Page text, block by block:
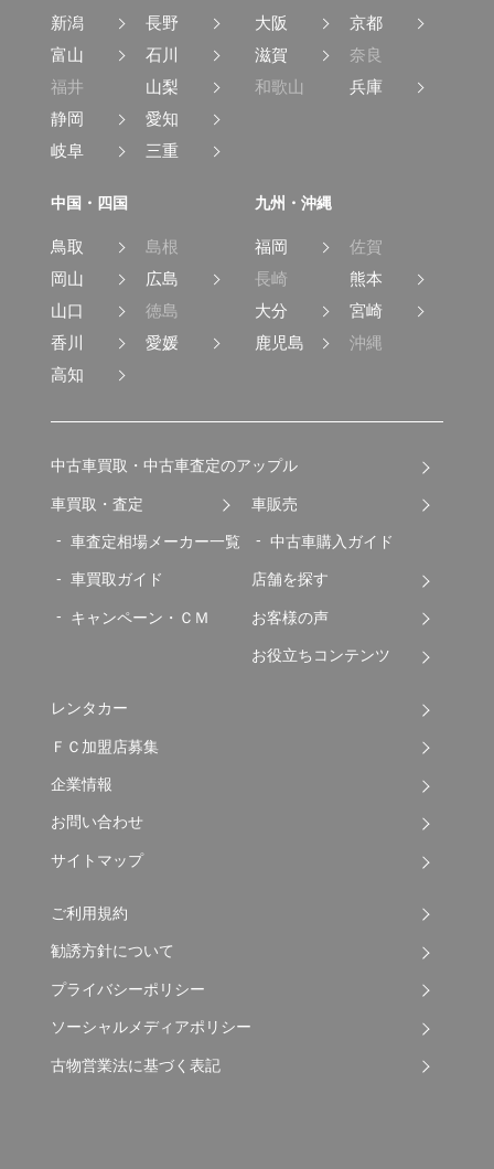
新潟
長野
富山
石川
福井
山梨
静岡
愛知
岐阜
三重
大阪
京都
滋賀
奈良
和歌山
兵庫
中国・四国
鳥取
島根
岡山
広島
山口
徳島
香川
愛媛
高知
九州・沖縄
福岡
佐賀
長崎
熊本
大分
宮崎
鹿児島
沖縄
中古車買取・中古車査定のアップル
車買取・査定
車査定相場メーカー一覧
車買取ガイド
キャンペーン・ＣＭ
車販売
中古車購入ガイド
店舗を探す
お客様の声
お役立ちコンテンツ
レンタカー
ＦＣ加盟店募集
企業情報
お問い合わせ
サイトマップ
ご利用規約
勧誘方針について
プライバシーポリシー
ソーシャルメディアポリシー
古物営業法に基づく表記